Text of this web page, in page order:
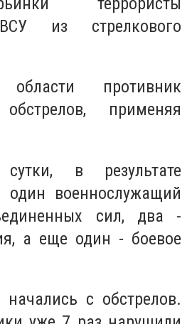
из стрелкового
противник
применяя
в результате
один военнослужащий
сил, два -
а еще один - боевое
с обстрелов.